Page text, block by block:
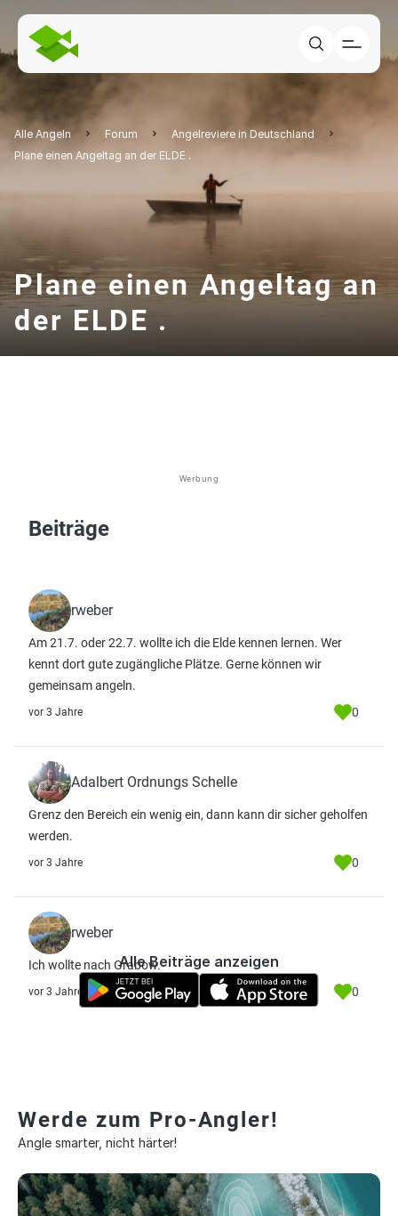
Alle Angeln Forum
Angelreviere in Deutschland
Plane einen Angeltag an der ELDE .
Plane einen Angeltag an
der ELDE .
Werbung
Beiträge
rweber
Am 21.7. oder 22.7. wollte ich die Elde kennen lernen. Wer
kennt dort gute zugängliche Plätze. Gerne können wir
gemeinsam angeln.
vor 3 Jahre 0
Adalbert Ordnungs Schelle
Grenz den Bereich ein wenig ein, dann kann dir sicher geholfen
werden.
vor 3 Jahre 0
rweber
Ich wollte nach Grabow.
vor 3 Jahre 0
Alle Beiträge anzeigen
Werde zum Pro-Angler!
Angle smarter, nicht härter!